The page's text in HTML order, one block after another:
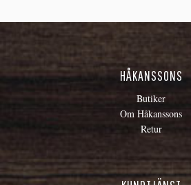
HÅKANSSONS
Butiker
Om Håkanssons
Retur